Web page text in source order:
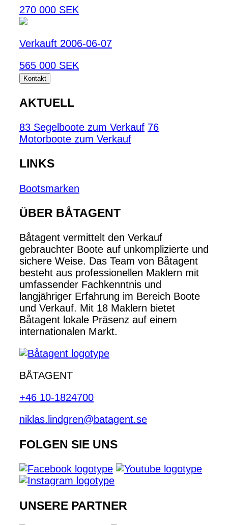
270 000 SEK
Verkauft 2006-06-07
565 000 SEK
Kontakt
AKTUELL
83 Segelboote zum Verkauf 76
Motorboote zum Verkauf
LINKS
Bootsmarken
ÜBER BÅTAGENT
Båtagent vermittelt den Verkauf
gebrauchter Boote auf unkomplizierte und
sichere Weise. Das Team von Båtagent
besteht aus professionellen Maklern mit
umfassender Fachkenntnis und
langjähriger Erfahrung im Bereich Boote
und Verkauf. Mit 18 Maklern bietet
Båtagent lokale Präsenz auf einem
internationalen Markt.
BÅTAGENT
+46 10-1824700
niklas.lindgren@batagent.se
FOLGEN SIE UNS
UNSERE PARTNER